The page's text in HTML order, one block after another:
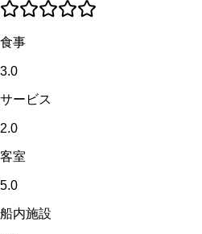
食事
3.0
サービス
2.0
客室
5.0
船内施設